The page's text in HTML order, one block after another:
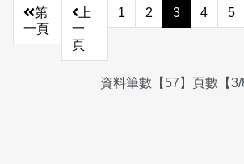
第
一頁
上
一
頁
1 2 3 4 5
資料筆數【57】頁數【3/